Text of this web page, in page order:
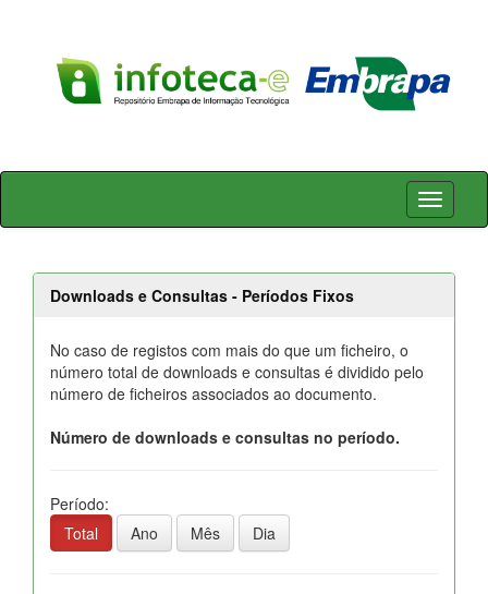
Skip
Downloads e Consultas - Períodos Fixos
No caso de registos com mais do que um ficheiro, o
número total de downloads e consultas é dividido pelo
número de ficheiros associados ao documento.
Número de downloads e consultas no período.
Período:
Total
Ano Mês Dia